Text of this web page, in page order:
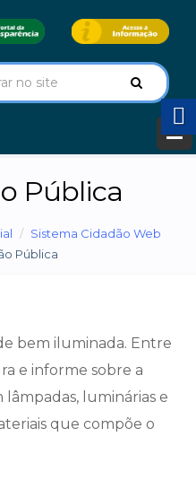
Pública
Sistema Cidadão Web
Pública
bem iluminada. Entre
e informe sobre a
lâmpadas, luminárias e
que compõe o